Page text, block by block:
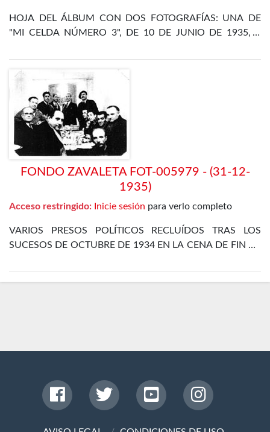
HOJA DEL ÁLBUM CON DOS FOTOGRAFÍAS: UNA DE
"MI CELDA NÚMERO 3", DE 10 DE JUNIO DE 1935, Y
DEPARTAMENTO ESPECIAL, DE 31 DE DICIEMBRE DE
1935
FONDO ZAVALETA FOT-005979 - (31-12-
1935)
Acceso restringido: Inicie sesión para verlo completo
VARIOS PRESOS POLÍTICOS RECLUÍDOS TRAS LOS
SUCESOS DE OCTUBRE DE 1934 EN LA CENA DE FIN DE
DE MADRID